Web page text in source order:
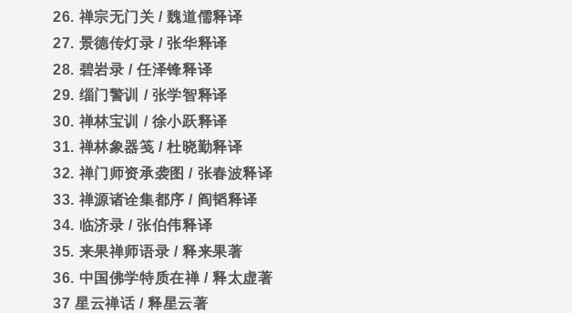
26. 禅宗无门关 /魏道儒释译
27. 景德传灯录 /张华释译
28. 碧岩录 /任泽锋释译
29. 缁门警训 / 张学智释译
30. 禅林宝训 / 徐小跃释译
31. 禅林象器笺 /杜晓勤释译
32. 禅门师资承袭图 / 张春波释译
33. 禅源诸诠集都序 / 阎韬释译
34. 临济录 /张伯伟释译
35. 来果禅师语录 /释来果著
36. 中国佛学特质在禅/释太虚著
37 星云禅话 /释星云著